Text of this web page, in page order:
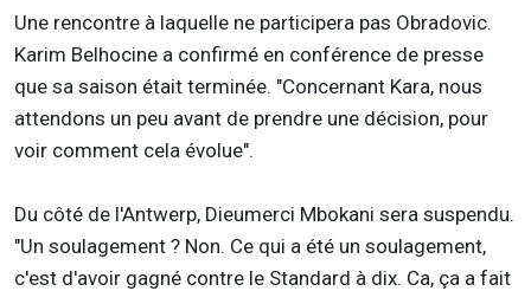
Une rencontre à laquelle ne participera pas Obradovic.
Karim Belhocine a confirmé en conférence de presse
que sa saison était terminée. "Concernant Kara, nous
attendons un peu avant de prendre une décision, pour
voir comment cela évolue".
Du côté de l'Antwerp, Dieumerci Mbokani sera suspendu.
"Un soulagement ? Non. Ce qui a été un soulagement,
c'est d'avoir gagné contre le Standard à dix. Ca, ça a fait